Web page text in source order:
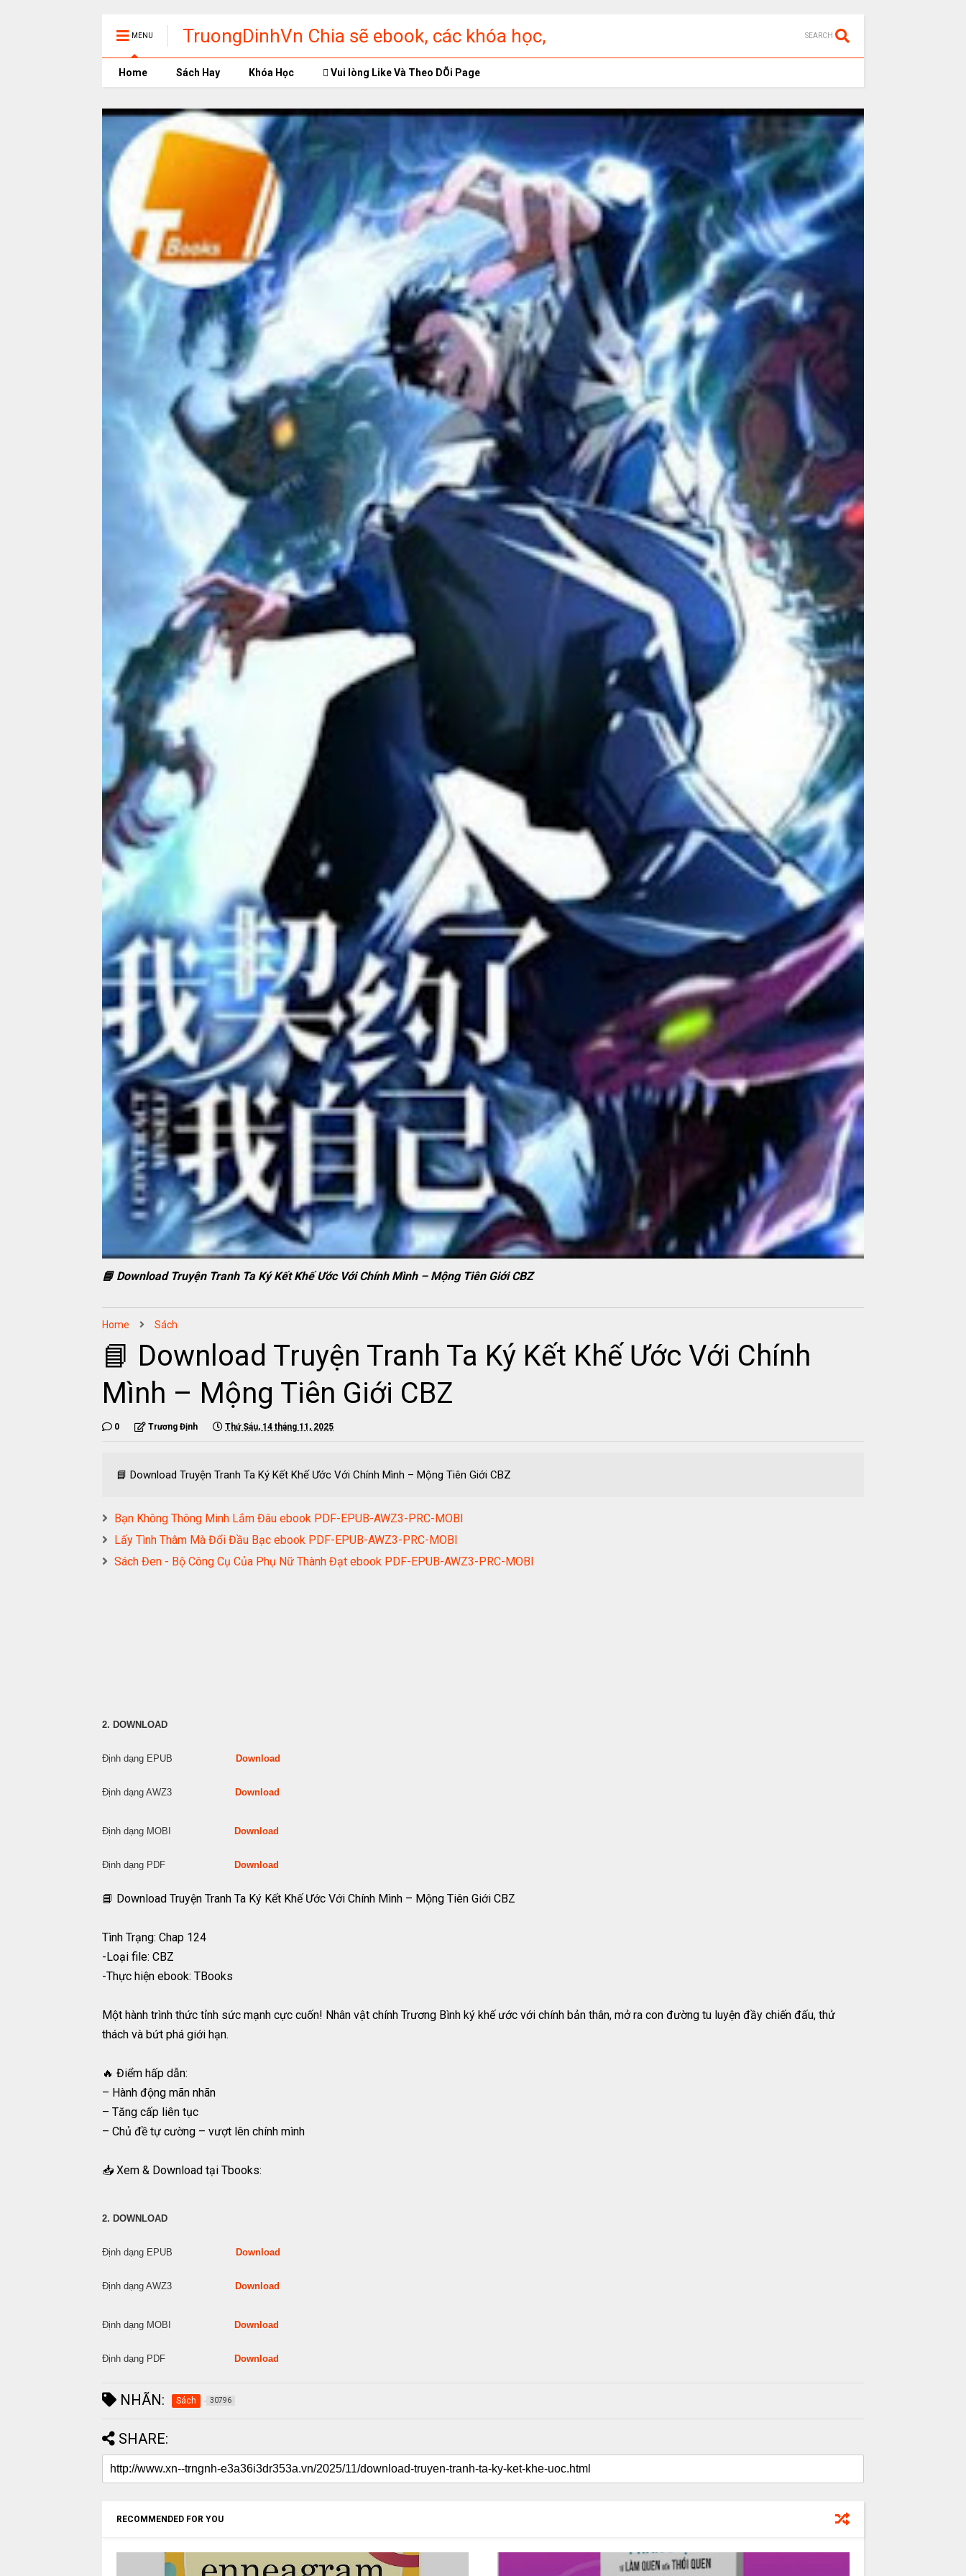
MENU
TruongDinhVn Chia sẽ ebook, các khóa học,
phần mềm học tập miễn phí
SEARCH
Home Sách Hay Khóa Học Vui lòng Like Và Theo DÕi Page
📘 Download Truyện Tranh Ta Ký Kết Khế Ước Với Chính Mình – Mộng Tiên Giới CBZ
Home Sách
📘 Download Truyện Tranh Ta Ký Kết Khế Ước Với Chính
Mình – Mộng Tiên Giới CBZ
0 Trương Định Thứ Sáu, 14 tháng 11, 2025
📘 Download Truyện Tranh Ta Ký Kết Khế Ước Với Chính Mình – Mộng Tiên Giới CBZ
Bạn Không Thông Minh Lắm Đâu ebook PDF-EPUB-AWZ3-PRC-MOBI
Lấy Tình Thâm Mà Đổi Đầu Bạc ebook PDF-EPUB-AWZ3-PRC-MOBI
Sách Đen - Bộ Công Cụ Của Phụ Nữ Thành Đạt ebook PDF-EPUB-AWZ3-PRC-MOBI
2. DOWNLOAD
Định dạng EPUB Download
Định dạng AWZ3 Download
Định dạng MOBI Download
Định dạng PDF Download
📘 Download Truyện Tranh Ta Ký Kết Khế Ước Với Chính Mình – Mộng Tiên Giới CBZ
Tình Trạng: Chap 124
-Loại file: CBZ
-Thực hiện ebook: TBooks
Một hành trình thức tỉnh sức mạnh cực cuốn! Nhân vật chính Trương Bình ký khế ước với chính bản thân, mở ra con đường tu luyện đầy chiến đấu, thử
thách và bứt phá giới hạn.
🔥 Điểm hấp dẫn:
– Hành động mãn nhãn
– Tăng cấp liên tục
– Chủ đề tự cường – vượt lên chính mình
📥 Xem & Download tại Tbooks:
2. DOWNLOAD
Định dạng EPUB Download
Định dạng AWZ3 Download
Định dạng MOBI Download
Định dạng PDF Download
NHÃN: Sách 30796
SHARE:
RECOMMENDED FOR YOU